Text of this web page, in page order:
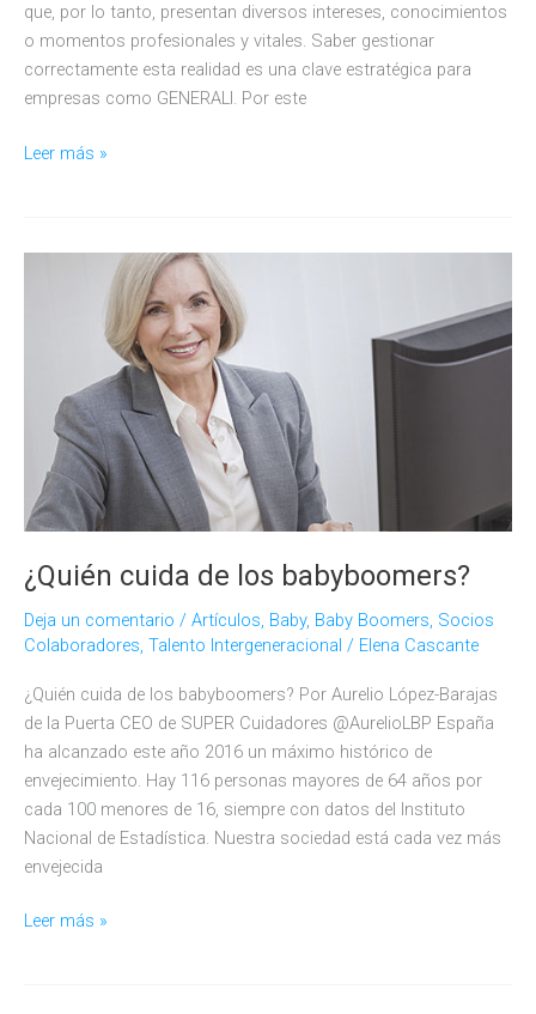
que, por lo tanto, presentan diversos intereses, conocimientos
o momentos profesionales y vitales. Saber gestionar
correctamente esta realidad es una clave estratégica para
empresas como GENERALI. Por este
GENERALI
Observatorio
Generación
Leer más »
¿Quién cuida de los babyboomers?
Deja un comentario / Artículos, Baby, Baby Boomers, Socios
Colaboradores, Talento Intergeneracional / Elena Cascante
¿Quién cuida de los babyboomers? Por Aurelio López-Barajas
de la Puerta CEO de SUPER Cuidadores @AurelioLBP España
ha alcanzado este año 2016 un máximo histórico de
envejecimiento. Hay 116 personas mayores de 64 años por
cada 100 menores de 16, siempre con datos del Instituto
Nacional de Estadística. Nuestra sociedad está cada vez más
envejecida
¿Quién
Leer más »